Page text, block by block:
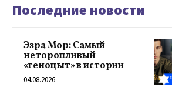
Последние новости
Эзра Мор: Самый
неторопливый
«геноцыт» в истории
04.08.2026